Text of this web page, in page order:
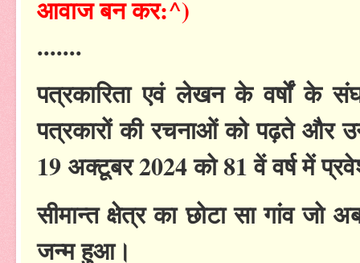
आवाज बन कर:^)
.......
पत्रकारिता एवं लेखन के वर्षों के
पत्रकारों की रचनाओं को पढ़ते और
19 अक्टूबर 2024 को 81 वें वर्ष में
सीमान्त क्षेत्र का छोटा सा गांव
जन्म हुआ।